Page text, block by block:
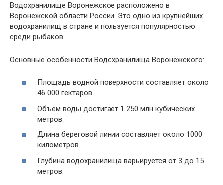
Водохранилище Воронежское расположено в
Воронежской области России. Это одно из крупнейших
водохранилищ в стране и пользуется популярностью
среди рыбаков.
Основные особенности Водохранилища Воронежского:
Площадь водной поверхности составляет около
46 000 гектаров.
Объем воды достигает 1 250 млн кубических
метров.
Длина береговой линии составляет около 1000
километров.
Глубина водохранилища варьируется от 3 до 15
метров.